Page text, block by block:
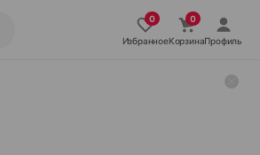
ИзбранноеКорзинаПрофиль